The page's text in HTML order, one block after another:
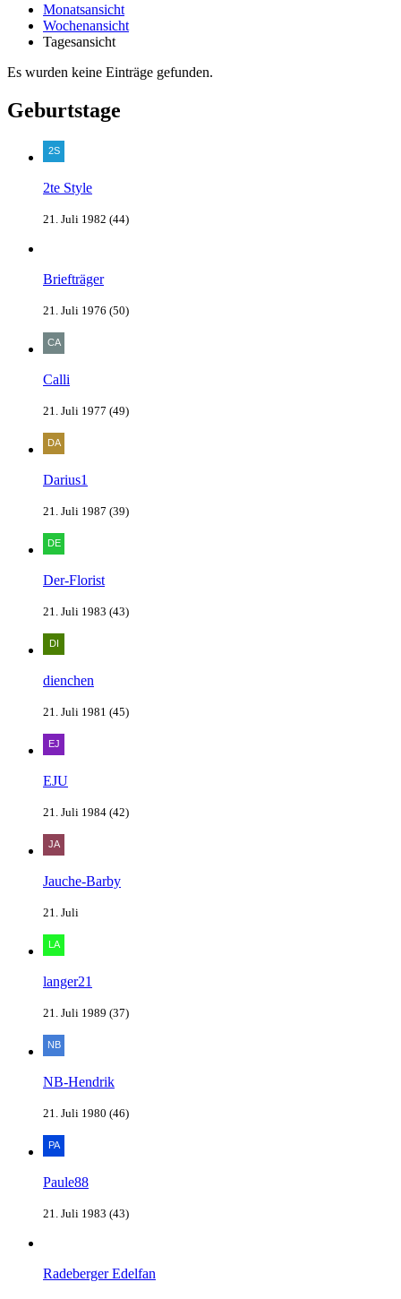
Monatsansicht
Wochenansicht
Tagesansicht
Es wurden keine Einträge gefunden.
Geburtstage
2te Style
21. Juli 1982 (44)
Briefträger
21. Juli 1976 (50)
Calli
21. Juli 1977 (49)
Darius1
21. Juli 1987 (39)
Der-Florist
21. Juli 1983 (43)
dienchen
21. Juli 1981 (45)
EJU
21. Juli 1984 (42)
Jauche-Barby
21. Juli
langer21
21. Juli 1989 (37)
NB-Hendrik
21. Juli 1980 (46)
Paule88
21. Juli 1983 (43)
Radeberger Edelfan